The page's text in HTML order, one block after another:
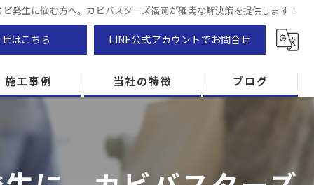
発生に悩む方へ。カビバスターズ福岡が確実な解決策を提供します！
はこちら LINE公式アカウントでお問合せ
施工事例 当社の特徴
防カビ
ブログ